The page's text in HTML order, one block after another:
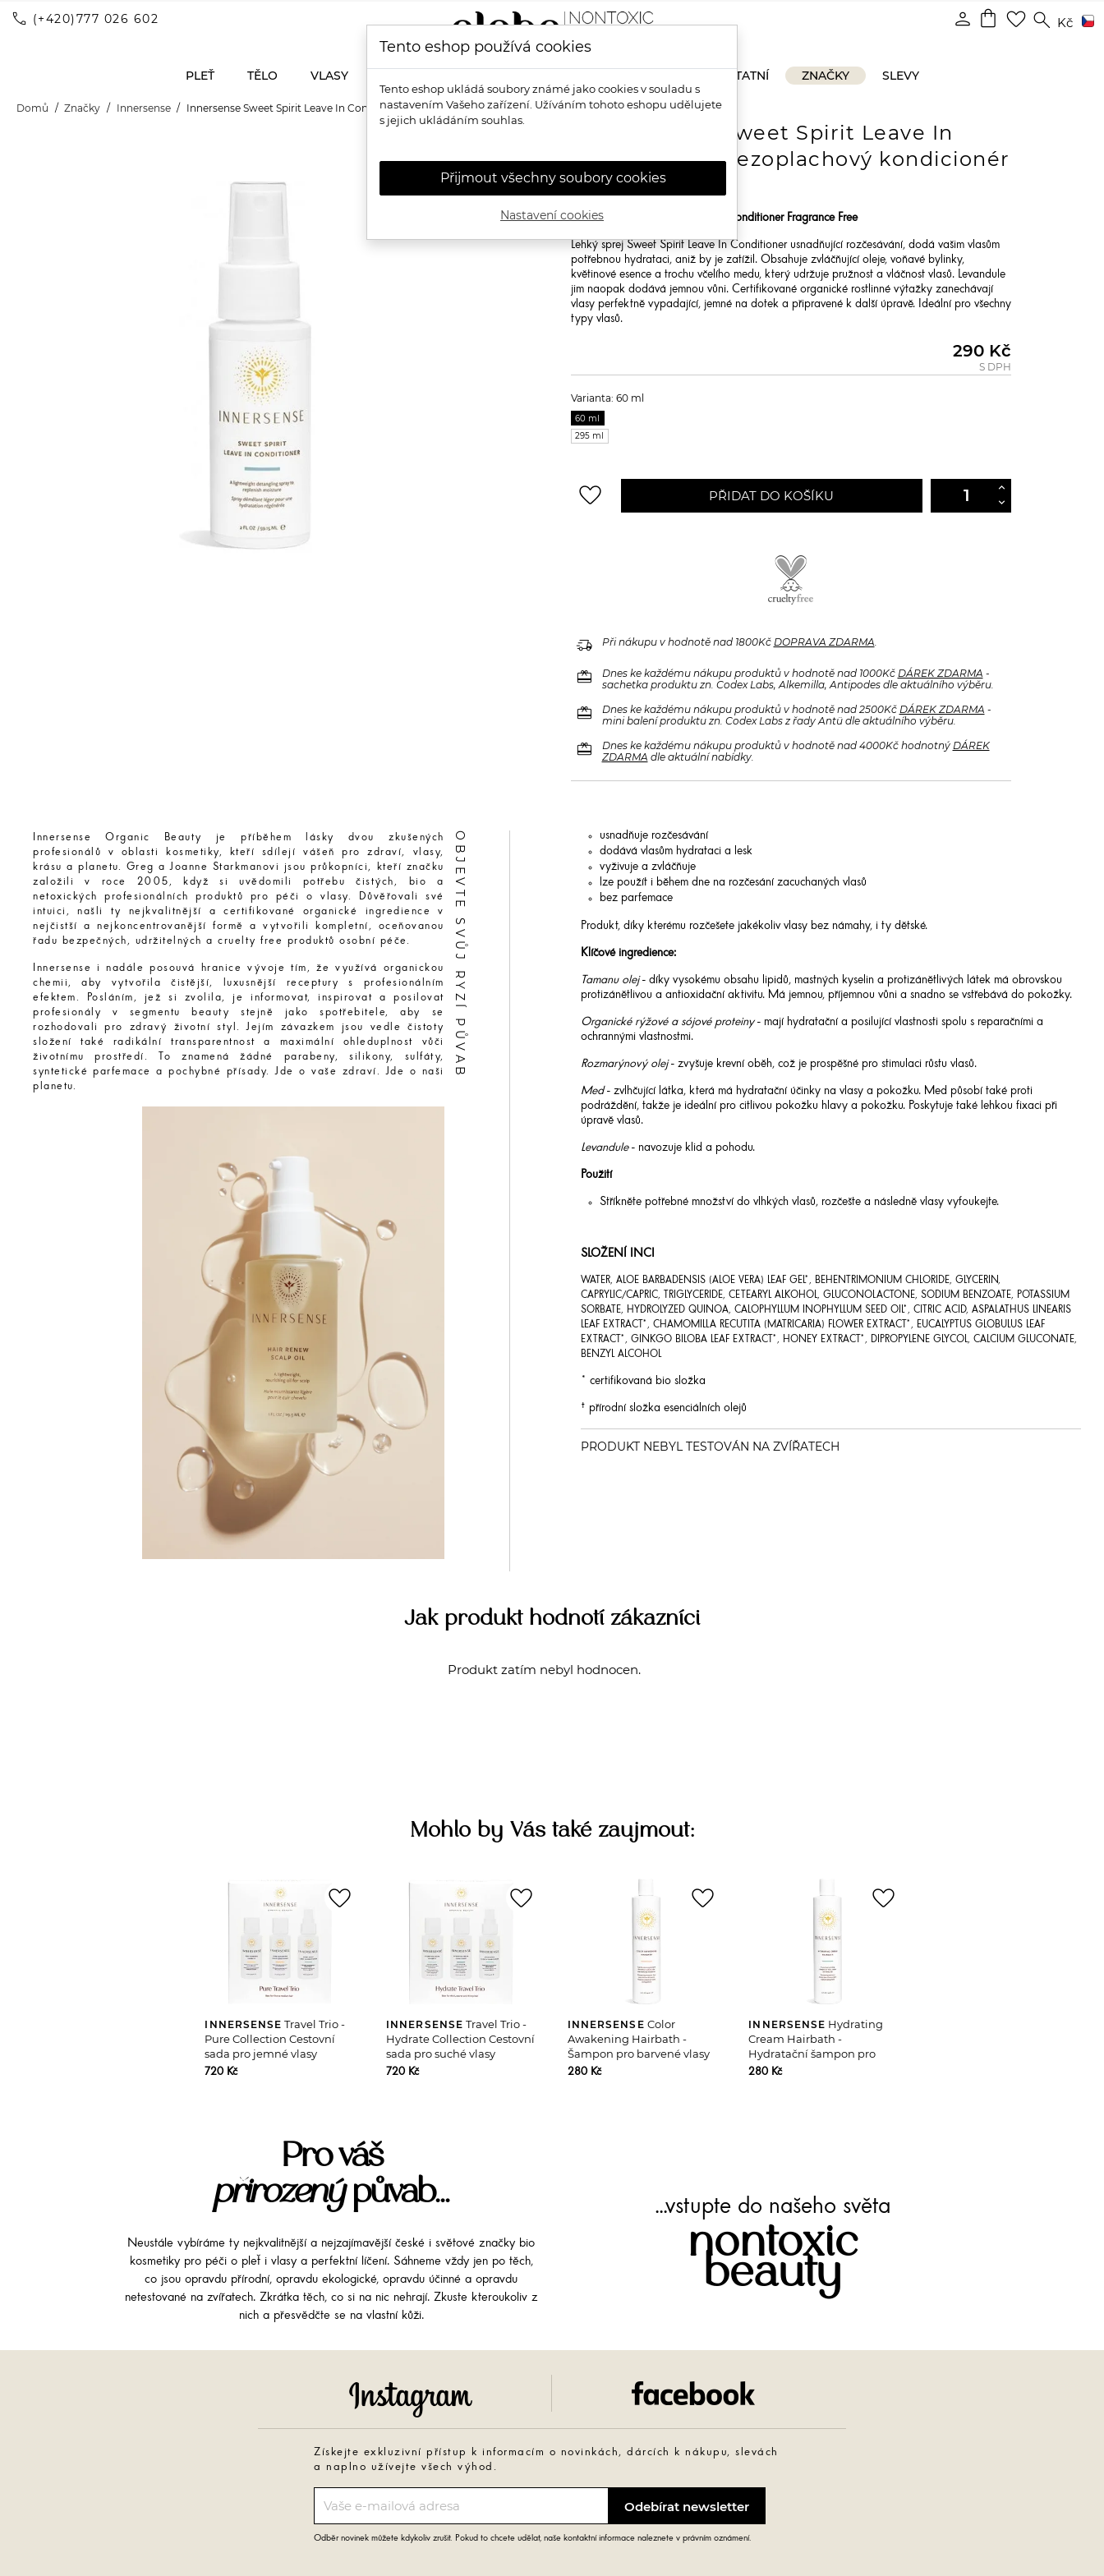
call (+420)777 026 602 shopping_bag favorite_border search Kč
person
PLEŤ TĚLO VLASY OSTATNÍ ZNAČKY SLEVY
Domů Značky Innersense Innersense Sweet Spirit Leave In Conditioner - Bezoplachový kondicionér bez vůně
Sweet Spirit Leave In
Conditioner - Bezoplachový kondicionér
bez vůně
Innersense Sweet Spirit Leave In Conditioner Fragrance Free
Lehký sprej Sweet Spirit Leave In Conditioner usnadňující rozčesávání, dodá vašim vlasům
potřebnou hydrataci, aniž by je zatížil. Obsahuje zvláčňující oleje, voňavé bylinky,
květinové esence a trochu včelího medu, který udržuje pružnost a vláčnost vlasů. Levandule
jim naopak dodává jemnou vůni. Certifikované organické rostlinné výtažky zanechávají
vlasy perfektně vypadající, jemné na dotek a připravené k další úpravě. Ideální pro všechny
typy vlasů.
290 Kč
S DPH
Varianta: 60 ml
60 ml
295 ml
favorite_border PŘIDAT DO KOŠÍKU
delivery_truck_speed Při nákupu v hodnotě nad 1800Kč DOPRAVA ZDARMA
redeem Dnes ke každému nákupu produktů v hodnotě nad 1000Kč DÁREK ZDARMA -
sachetka produktu zn. Codex Labs, Alkemilla, Antipodes dle aktuálního výběru.
redeem Dnes ke každému nákupu produktů v hodnotě nad 2500Kč DÁREK ZDARMA -
mini balení produktu zn. Codex Labs z řady Antü dle aktuálního výběru.
redeem Dnes ke každému nákupu produktů v hodnotě nad 4000Kč hodnotný DÁREK
ZDARMA dle aktuální nabídky.
Innersense Organic Beauty je příběhem lásky dvou zkušených
profesionálů v oblasti kosmetiky, kteří sdílejí vášeň pro zdraví, vlasy,
krásu a planetu. Greg a Joanne Starkmanovi jsou průkopníci, kteří značku
založili v roce 2005, když si uvědomili potřebu čistých, bio a
netoxických profesionálních produktů pro péči o vlasy. Důvěřovali své
intuici, našli ty nejkvalitnější a certifikované organické ingredience v
nejčistší a nejkoncentrovanější formě a vytvořili kompletní, oceňovanou
řadu bezpečných, udržitelných a cruelty free produktů osobní péče.
Innersense i nadále posouvá hranice vývoje tím, že využívá organickou
chemii, aby vytvořila čistější, luxusnější receptury s profesionálním
efektem. Posláním, jež si zvolila, je informovat, inspirovat a posilovat
profesionály v segmentu beauty stejně jako spotřebitele, aby se
rozhodovali pro zdravý životní styl. Jejím závazkem jsou vedle čistoty
složení také radikální transparentnost a maximální ohleduplnost vůči
životnímu prostředí. To znamená žádné parabeny, silikony, sulfáty,
syntetické parfemace a pochybné přísady. Jde o vaše zdraví. Jde o naši
planetu.
OBJEVTE SVŮJ RYZÍ PŮVAB
usnadňuje rozčesávání
dodává vlasům hydrataci a lesk
vyživuje a zvláčňuje
lze použít i během dne na rozčesání zacuchaných vlasů
bez parfemace
Produkt, díky kterému rozčešete jakékoliv vlasy bez námahy, i ty dětské.
Klíčové ingredience:
Tamanu olej- díky vysokému obsahu lipidů, mastných kyselin a protizánětlivých látek má obrovskou
protizánětlivou a antioxidační aktivitu. Má jemnou, příjemnou vůni a snadno se vstřebává do pokožky.
Organické rýžové a sójové proteiny- mají hydratační a posilující vlastnosti spolu s reparačními a
ochrannými vlastnostmi.
Rozmarýnový olej- zvyšuje krevní oběh, což je prospěšné pro stimulaci růstu vlasů.
Med- zvlhčující látka, která má hydratační účinky na vlasy a pokožku. Med působí také proti
podráždění, takže je ideální pro citlivou pokožku hlavy a pokožku. Poskytuje také lehkou fixaci při
úpravě vlasů.
Levandule- navozuje klid a pohodu.
Použití
Stříkněte potřebné množství do vlhkých vlasů, rozčešte a následně vlasy vyfoukejte.
SLOŽENÍ INCI
WATER, ALOE BARBADENSIS (ALOE VERA) LEAF GEL*, BEHENTRIMONIUM CHLORIDE, GLYCERIN,
CAPRYLIC/CAPRIC, TRIGLYCERIDE, CETEARYL ALKOHOL, GLUCONOLACTONE, SODIUM BENZOATE, POTASSIUM
SORBATE, HYDROLYZED QUINOA, CALOPHYLLUM INOPHYLLUM SEED OIL*, CITRIC ACID, ASPALATHUS LINEARIS
LEAF EXTRACT*, CHAMOMILLA RECUTITA (MATRICARIA) FLOWER EXTRACT*, EUCALYPTUS GLOBULUS LEAF
EXTRACT*, GINKGO BILOBA LEAF EXTRACT*, HONEY EXTRACT*, DIPROPYLENE GLYCOL, CALCIUM GLUCONATE,
BENZYL ALCOHOL
* certifikovaná bio složka
† přírodní složka esenciálních olejů
Jak produkt hodnotí zákazníci
Produkt zatím nebyl hodnocen.
Mohlo by Vás také zaujmout:
INNERSENSE Travel Trio -
Pure Collection Cestovní
sada pro jemné vlasy
720 Kč
favorite_border
INNERSENSE Travel Trio -
Hydrate Collection Cestovní
sada pro suché vlasy
720 Kč
favorite_border
INNERSENSE Color
Awakening Hairbath -
Šampon pro barvené vlasy
280 Kč
favorite_border
INNERSENSE Hydrating
Cream Hairbath -
Hydratační šampon pro
suché vlasy
280 Kč
favorite_border
Pro váš
přirozenýpůvab...
Neustále vybíráme ty nejkvalitnější a nejzajímavější české i světové značky bio
kosmetiky pro péči o pleť i vlasy a perfektní líčení. Sáhneme vždy jen po těch,
co jsou opravdu přírodní, opravdu ekologické, opravdu účinné a opravdu
netestované na zvířatech. Zkrátka těch, co si na nic nehrají. Zkuste kteroukoliv z
nich a přesvědčte se na vlastní kůži.
...vstupte do našeho světa
nontoxic
beauty
Získejte exkluzivní přístup k informacím o novinkách, dárcích k nákupu, slevách
a naplno užívejte všech výhod.
Odběr novinek můžete kdykoliv zrušit. Pokud to chcete udělat, naše kontaktní informace naleznete v právním oznámení.
Tento eshop používá cookies
Tento eshop ukládá soubory známé jako cookies v souladu s
nastavením Vašeho zařízení. Užíváním tohoto eshopu udělujete
s jejich ukládáním souhlas.
Přijmout všechny soubory cookies
Nastavení cookies